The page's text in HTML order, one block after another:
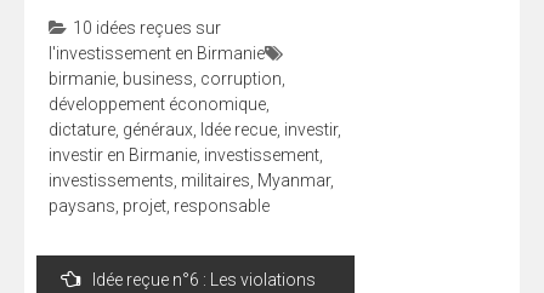
10 idées reçues sur
l'investissement en Birmanie
birmanie business corruption
développement économique
dictature généraux Idée recue investir,
investir en Birmanie investissement
investissements militaires Myanmar,
paysans projet responsable
Navigation
Idée reçue n°6 : Les violations